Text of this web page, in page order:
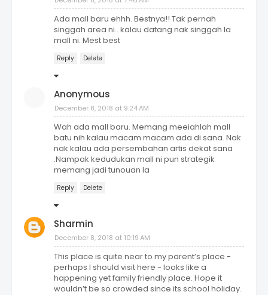
Ada mall baru ehhh. Bestnya!! Tak pernah
singgah area ni.. kalau datang nak singgah la
mall ni. Mest best
Reply Delete
Anonymous
December 8, 2018 at 9:24 AM
Wah ada mall baru. Memang meeiahlah mall
batu nih kalau macam macam ada di sana. Nak
nak kalau ada persembahan artis dekat sana
.Nampak kedudukan mall ni pun strategik
memang jadi tunouan la
Reply Delete
Sharmin
December 8, 2018 at 10:19 AM
This place is quite near to my parent’s place -
perhaps I should visit here - looks like a
happening yet family friendly place. Hope it
wouldn’t be so crowded since its school holiday.